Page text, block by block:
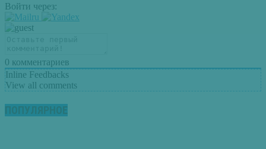
Войти через:
0 комментариев
Inline Feedbacks
View all comments
ПОПУЛЯРНОЕ